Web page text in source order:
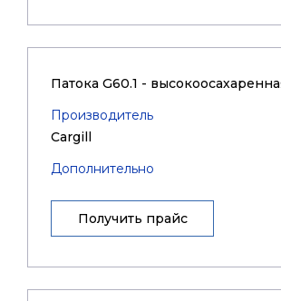
Патока G60.1 -
Производитель
Cargill
Дополнительно
Получить прайс